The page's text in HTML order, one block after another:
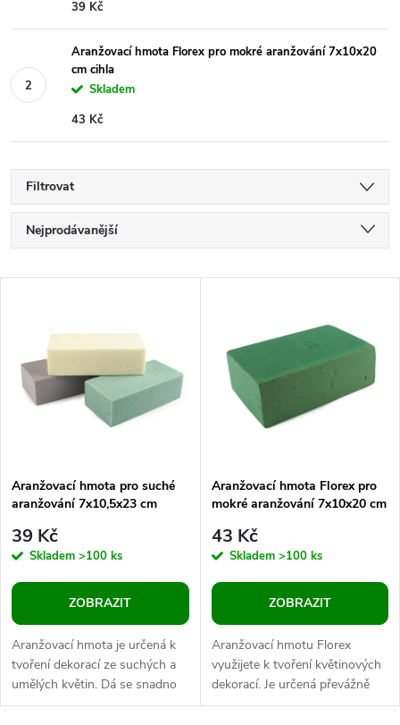
39 Kč
Aranžovací hmota Florex pro mokré aranžování 7x10x20
cm cihla
Skladem
43 Kč
Filtrovat
Ř
a
e
n
p
r
o
d
u
Nejprodávanější
Abecedně
p
s
p
r
o
d
u
Aranžovací hmota pro suché
aranžování 7x10,5x23 cm
39 Kč
Skladem >100 ks
ZOBRAZIT
Aranžovací hmota je určená k
tvoření dekorací ze suchých a
umělých květin. Dá se snadno
okrajovat nožem do
Aranžovací hmota Florex pro
mokré aranžování 7x10x20 cm
43 Kč
Skladem >100 ks
ZOBRAZIT
Aranžovací hmotu Florex
využijete k tvoření květinových
dekorací. Je určená převážně
pro živé květiny, protože dobře